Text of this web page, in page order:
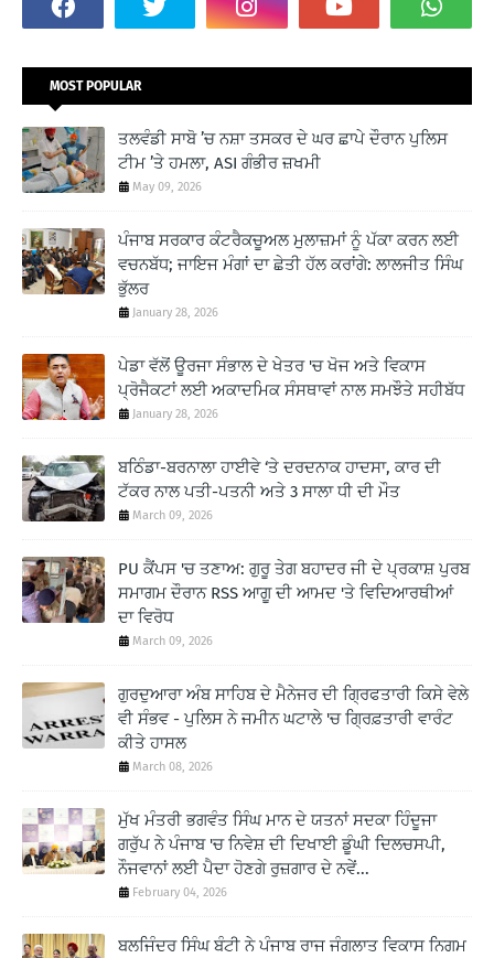
MOST POPULAR
ਤਲਵੰਡੀ ਸਾਬੋ ’ਚ ਨਸ਼ਾ ਤਸਕਰ ਦੇ ਘਰ ਛਾਪੇ ਦੌਰਾਨ ਪੁਲਿਸ
ਟੀਮ ’ਤੇ ਹਮਲਾ, ASI ਗੰਭੀਰ ਜ਼ਖਮੀ
May 09, 2026
ਪੰਜਾਬ ਸਰਕਾਰ ਕੰਟਰੈਕਚੂਅਲ ਮੁਲਾਜ਼ਮਾਂ ਨੂੰ ਪੱਕਾ ਕਰਨ ਲਈ
ਵਚਨਬੱਧ; ਜਾਇਜ ਮੰਗਾਂ ਦਾ ਛੇਤੀ ਹੱਲ ਕਰਾਂਗੇ: ਲਾਲਜੀਤ ਸਿੰਘ
ਭੁੱਲਰ
January 28, 2026
ਪੇਡਾ ਵੱਲੋਂ ਊਰਜਾ ਸੰਭਾਲ ਦੇ ਖੇਤਰ 'ਚ ਖੋਜ ਅਤੇ ਵਿਕਾਸ
ਪ੍ਰੋਜੈਕਟਾਂ ਲਈ ਅਕਾਦਮਿਕ ਸੰਸਥਾਵਾਂ ਨਾਲ ਸਮਝੌਤੇ ਸਹੀਬੱਧ
January 28, 2026
ਬਠਿੰਡਾ-ਬਰਨਾਲਾ ਹਾਈਵੇ ‘ਤੇ ਦਰਦਨਾਕ ਹਾਦਸਾ, ਕਾਰ ਦੀ
ਟੱਕਰ ਨਾਲ ਪਤੀ-ਪਤਨੀ ਅਤੇ 3 ਸਾਲਾ ਧੀ ਦੀ ਮੌਤ
March 09, 2026
PU ਕੈਂਪਸ 'ਚ ਤਣਾਅ: ਗੁਰੂ ਤੇਗ ਬਹਾਦਰ ਜੀ ਦੇ ਪ੍ਰਕਾਸ਼ ਪੁਰਬ
ਸਮਾਗਮ ਦੌਰਾਨ RSS ਆਗੂ ਦੀ ਆਮਦ 'ਤੇ ਵਿਦਿਆਰਥੀਆਂ
ਦਾ ਵਿਰੋਧ
March 09, 2026
ਗੁਰਦੁਆਰਾ ਅੰਬ ਸਾਹਿਬ ਦੇ ਮੈਨੇਜਰ ਦੀ ਗ੍ਰਿਫਤਾਰੀ ਕਿਸੇ ਵੇਲੇ
ਵੀ ਸੰਭਵ - ਪੁਲਿਸ ਨੇ ਜਮੀਨ ਘਟਾਲੇ 'ਚ ਗ੍ਰਿਫ਼ਤਾਰੀ ਵਾਰੰਟ
ਕੀਤੇ ਹਾਸਲ
March 08, 2026
ਮੁੱਖ ਮੰਤਰੀ ਭਗਵੰਤ ਸਿੰਘ ਮਾਨ ਦੇ ਯਤਨਾਂ ਸਦਕਾ ਹਿੰਦੂਜਾ
ਗਰੁੱਪ ਨੇ ਪੰਜਾਬ 'ਚ ਨਿਵੇਸ਼ ਦੀ ਦਿਖਾਈ ਡੂੰਘੀ ਦਿਲਚਸਪੀ,
ਨੌਜਵਾਨਾਂ ਲਈ ਪੈਦਾ ਹੋਣਗੇ ਰੁਜ਼ਗਾਰ ਦੇ ਨਵੇਂ...
February 04, 2026
ਬਲਜਿੰਦਰ ਸਿੰਘ ਬੰਟੀ ਨੇ ਪੰਜਾਬ ਰਾਜ ਜੰਗਲਾਤ ਵਿਕਾਸ ਨਿਗਮ